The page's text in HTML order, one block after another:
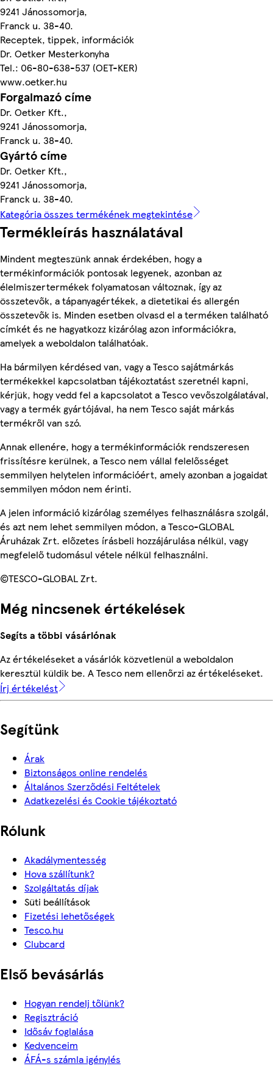
9241 Jánossomorja,
Franck u. 38-40.
Receptek, tippek, információk
Dr. Oetker Mesterkonyha
Tel.: 06-80-638-537 (OET-KER)
www.oetker.hu
Forgalmazó címe
Dr. Oetker Kft.,
9241 Jánossomorja,
Franck u. 38-40.
Gyártó címe
Dr. Oetker Kft.,
9241 Jánossomorja,
Franck u. 38-40.
Kategória összes termékének megtekintése
Termékleírás használatával
Mindent megteszünk annak érdekében, hogy a
termékinformációk pontosak legyenek, azonban az
élelmiszertermékek folyamatosan változnak, így az
összetevők, a tápanyagértékek, a dietetikai és allergén
összetevők is. Minden esetben olvasd el a terméken található
címkét és ne hagyatkozz kizárólag azon információkra,
amelyek a weboldalon találhatóak.
Ha bármilyen kérdésed van, vagy a Tesco sajátmárkás
termékekkel kapcsolatban tájékoztatást szeretnél kapni,
kérjük, hogy vedd fel a kapcsolatot a Tesco vevőszolgálatával,
vagy a termék gyártójával, ha nem Tesco saját márkás
termékről van szó.
Annak ellenére, hogy a termékinformációk rendszeresen
frissítésre kerülnek, a Tesco nem vállal felelősséget
semmilyen helytelen információért, amely azonban a jogaidat
semmilyen módon nem érinti.
A jelen információ kizárólag személyes felhasználásra szolgál,
és azt nem lehet semmilyen módon, a Tesco-GLOBAL
Áruházak Zrt. előzetes írásbeli hozzájárulása nélkül, vagy
megfelelő tudomásul vétele nélkül felhasználni.
©TESCO-GLOBAL Zrt.
Még nincsenek értékelések
Segíts a többi vásárlónak
Az értékeléseket a vásárlók közvetlenül a weboldalon
keresztül küldik be. A Tesco nem ellenőrzi az értékeléseket.
Írj értékelést
Segítünk
Árak
Biztonságos online rendelés
Általános Szerződési Feltételek
Adatkezelési és Cookie tájékoztató
Rólunk
Akadálymentesség
Hova szállítunk?
Szolgáltatás díjak
Süti beállítások
Fizetési lehetőségek
Tesco.hu
Clubcard
Első bevásárlás
Hogyan rendelj tőlünk?
Regisztráció
Idősáv foglalása
Kedvenceim
ÁFÁ-s számla igénylés